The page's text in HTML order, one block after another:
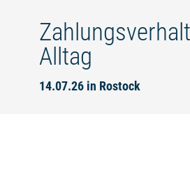
Alltag
14.07.26 in Rostock